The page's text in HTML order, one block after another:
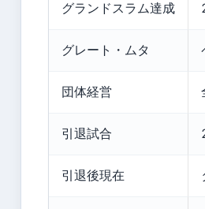
グランドスラム達成
グレート・ムタ
団体経営
引退試合
引退後現在